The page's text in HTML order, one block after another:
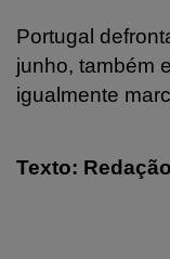
Portugal
junho, também
igualmente
Texto: